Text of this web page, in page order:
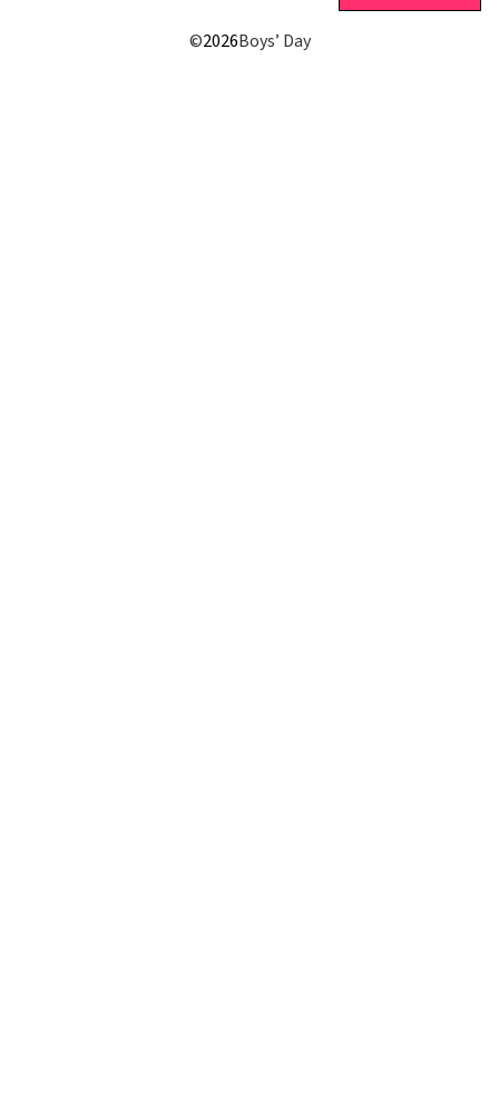
©2026Boys’ Day